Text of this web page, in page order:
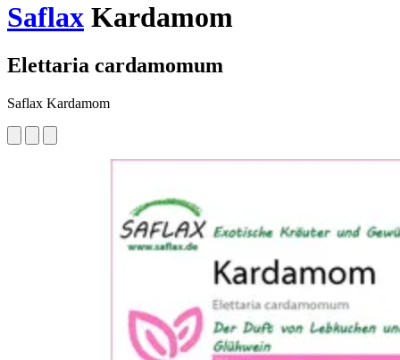
Saflax Kardamom
Elettaria cardamomum
Saflax Kardamom